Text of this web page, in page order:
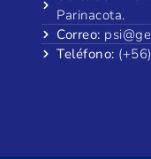
Parinacota.
Correo:
Teléfono: